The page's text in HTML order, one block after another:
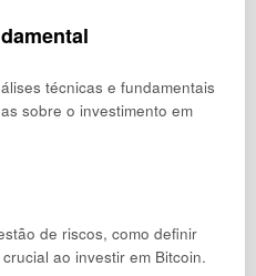
técnicas e fundamentais
sobre o investimento em
de riscos, como definir
ao investir em Bitcoin.